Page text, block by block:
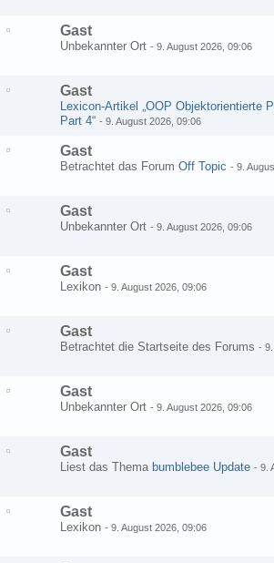
Gast
Unbekannter Ort - 9. August 2026, 09:06
Gast
Lexicon-Artikel „OOP Objektorientierte
Part 4“ - 9. August 2026, 09:06
Gast
Betrachtet das Forum Off Topic - 9.
Gast
Unbekannter Ort - 9. August 2026, 09:06
Gast
Lexikon - 9. August 2026, 09:06
Gast
Betrachtet die Startseite des Forums -
Gast
Unbekannter Ort - 9. August 2026, 09:06
Gast
Liest das Thema bumblebee Update - 9.
Gast
Lexikon - 9. August 2026, 09:06